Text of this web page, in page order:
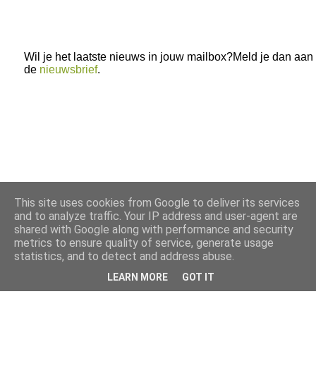
Wil je het laatste nieuws in jouw mailbox?Meld je dan aan
de nieuwsbrief.
This site uses cookies from Google to deliver its services
and to analyze traffic. Your IP address and user-agent are
shared with Google along with performance and security
metrics to ensure quality of service, generate usage
statistics, and to detect and address abuse.
LEARN MORE GOT IT